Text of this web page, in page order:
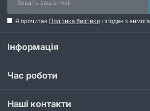
Я прочитав Політика безпеки і згоден з
Інформація
Час роботи
Наші контакти